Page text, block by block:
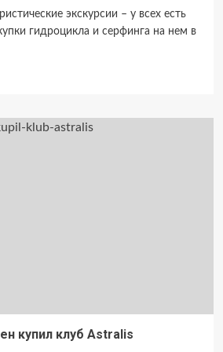
экскурсии – у всех есть
гидроцикла и серфинга на нем в
купил клуб Astralis